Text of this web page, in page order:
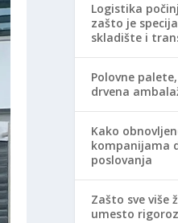
Logistika
zašto je
skladište i
Polovne
drvena
Kako
kompanijama
poslovanja
Zašto sve više
umesto